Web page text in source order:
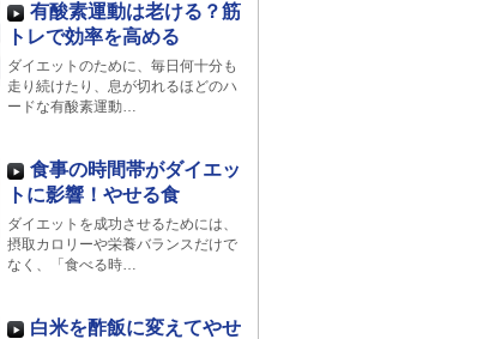
有酸素運動は老ける？筋
トレで効率を高める
ダイエットのために、毎日何十分も
走り続けたり、息が切れるほどのハ
ードな有酸素運動…
食事の時間帯がダイエッ
トに影響！やせる食
ダイエットを成功させるためには、
摂取カロリーや栄養バランスだけで
なく、「食べる時…
白米を酢飯に変えてやせ